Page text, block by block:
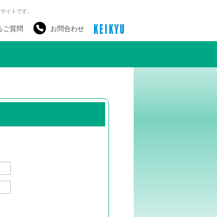
トです。
ご質問 お問合わせ